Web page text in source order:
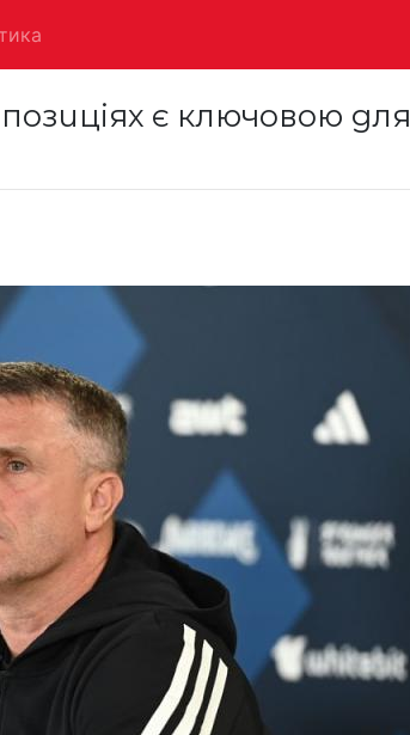
є ключовою для